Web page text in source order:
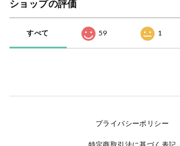
ショップの評価
すべて 59 1
プライバシーポリシー